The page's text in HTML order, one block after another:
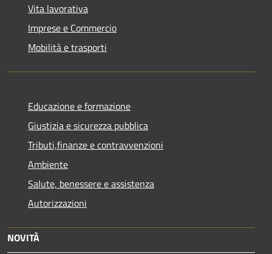
Vita lavorativa
Imprese e Commercio
Mobilità e trasporti
Educazione e formazione
Giustizia e sicurezza pubblica
Tributi,finanze e contravvenzioni
Ambiente
Salute, benessere e assistenza
Autorizzazioni
NOVITÀ